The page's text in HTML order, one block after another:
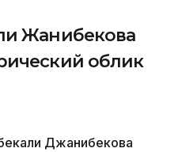
Жанибекова
облик
Джанибекова